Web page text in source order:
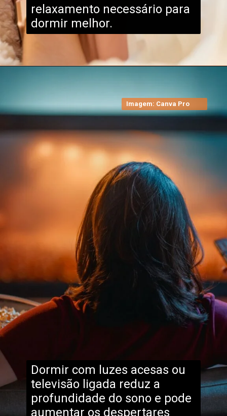
relaxamento necessário para
dormir melhor.
Dormir com luzes acesas ou
televisão ligada reduz a
profundidade do sono e pode
aumentar os despertares
Imagem: Canva Pro